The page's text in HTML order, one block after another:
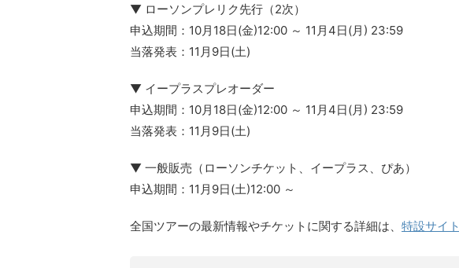
▼ ローソンプレリク先行（2次）
申込期間：10月18日(金)12:00 ～ 11月4日(月) 23:59
当落発表：11月9日(土)
▼ イープラスプレオーダー
申込期間：10月18日(金)12:00 ～ 11月4日(月) 23:59
当落発表：11月9日(土)
▼ 一般販売（ローソンチケット、イープラス、ぴあ）
申込期間：11月9日(土)12:00 ～
全国ツアーの最新情報やチケットに関する詳細は、 特設サイト